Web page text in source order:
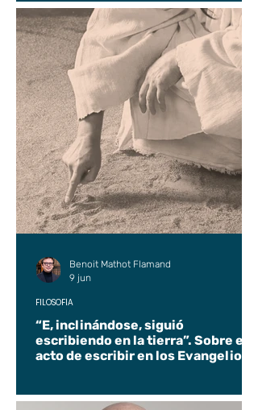
“E, inclinándose, siguió
escribiendo en la tierra”. Sobre el
acto de escribir en los Evangelios.
FILOSOFÍA
Benoit Mathot Flamand
9 jun